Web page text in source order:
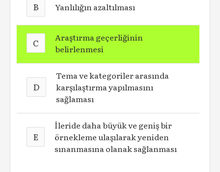
B Yanlılığın azaltılması
C
Araştırma geçerliğinin
belirlenmesi
D
Tema ve kategoriler arasında
karşılaştırma yapılmasını
sağlaması
E
İleride daha büyük ve geniş bir
örnekleme ulaşılarak yeniden
sınanmasına olanak sağlanması